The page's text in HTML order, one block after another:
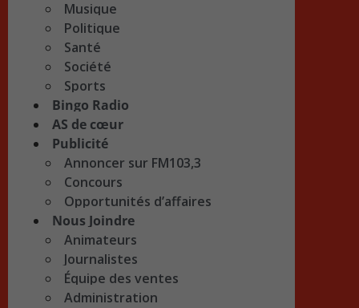
Musique
Politique
Santé
Société
Sports
Bingo Radio
AS de cœur
Publicité
Annoncer sur FM103,3
Concours
Opportunités d’affaires
Nous Joindre
Animateurs
Journalistes
Équipe des ventes
Administration